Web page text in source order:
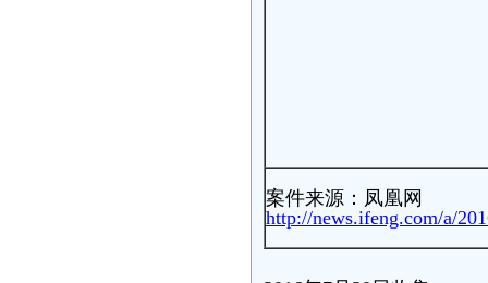
案件来源：凤凰网
http://news.ifeng.com/a/